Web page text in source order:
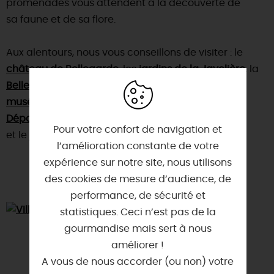
promenades vous attendent à la découverte de
sa faune et de sa flore.
Aux alentours, nous vous conseillons de visiter : le
château de Bellegarde, lesjardins de la Javelière, la
Belle de Grignon
musée départemental de la Résistance et de la
Déportation
et le
jardin à thèmessur laRoute de la Rose.
Pour votre confort de navigation et
l’amélioration constante de votre
expérience sur notre site, nous utilisons
des cookies de mesure d’audience, de
performance, de sécurité et
statistiques. Ceci n’est pas de la
gourmandise mais sert à nous
améliorer !
A vous de nous accorder (ou non) votre